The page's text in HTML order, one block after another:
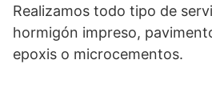
Realizamos todo tipo de
hormigón impreso,
epoxis o microcementos.